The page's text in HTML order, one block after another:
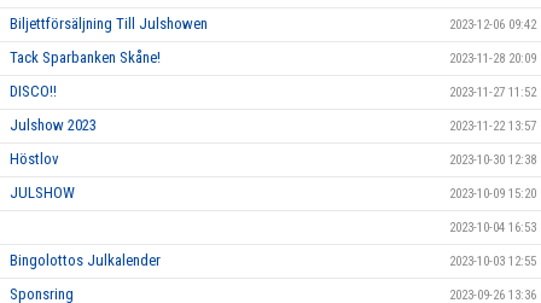
Biljettförsäljning Till Julshowen 2023-12-06 09:42
Tack Sparbanken Skåne! 2023-11-28 20:09
DISCO!! 2023-11-27 11:52
Julshow 2023 2023-11-22 13:57
Höstlov 2023-10-30 12:38
JULSHOW 2023-10-09 15:20
2023-10-04 16:53
Bingolottos Julkalender 2023-10-03 12:55
Sponsring 2023-09-26 13:36